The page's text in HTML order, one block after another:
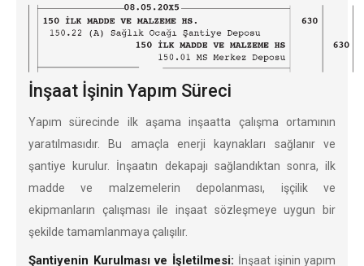
İnşaat İşinin Yapım Süreci
Yapım sürecinde ilk aşama inşaatta çalışma ortamının
yaratılmasıdır. Bu amaçla enerji kaynakları sağlanır ve
şantiye kurulur. İnşaatın dekapajı sağlandıktan sonra, ilk
madde ve malzemelerin depolanması, işçilik ve
ekipmanların çalışması ile inşaat sözleşmeye uygun bir
şekilde tamamlanmaya çalışılır.
Şantiyenin Kurulması ve İşletilmesi: İnşaat işinin yapım